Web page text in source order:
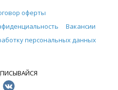
оферты
Вакансии
персональных данных